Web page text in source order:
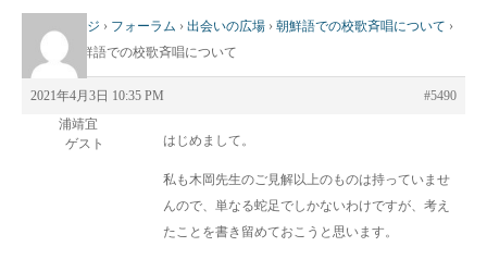
トップページ › フォーラム › 出会いの広場 › 朝鮮語での校歌斉唱について ›
返信先: 朝鮮語での校歌斉唱について
2021年4月3日 10:35 PM
#5490
浦靖宜
ゲスト
はじめまして。
私も木岡先生のご見解以上のものは持っていませ
んので、単なる蛇足でしかないわけですが、考え
たことを書き留めておこうと思います。
活動実績
プロフィール